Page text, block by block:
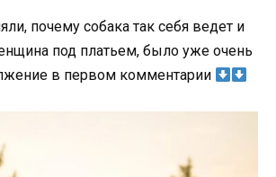
почему собака так себя ведет и
под платьем, было уже очень
в первом комментарии